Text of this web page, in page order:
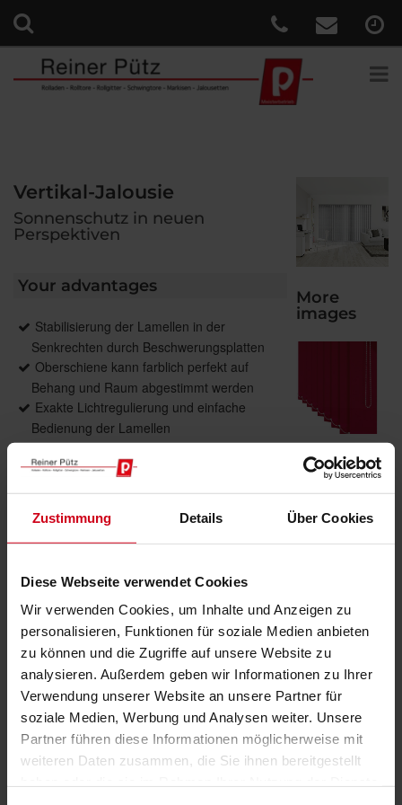
Zustimmung Details Über Cookies
Diese Webseite verwendet Cookies
Wir verwenden Cookies, um Inhalte und Anzeigen zu
personalisieren, Funktionen für soziale Medien anbieten
zu können und die Zugriffe auf unsere Website zu
analysieren. Außerdem geben wir Informationen zu Ihrer
Verwendung unserer Website an unsere Partner für
soziale Medien, Werbung und Analysen weiter. Unsere
Partner führen diese Informationen möglicherweise mit
weiteren Daten zusammen, die Sie ihnen bereitgestellt
Vertikal-Jalousie
Sonnenschutz in neuen
Perspektiven
Your advantages
Stabilisierung der Lamellen in der
Senkrechten durch Beschwerungsplatten
Oberschiene kann farblich perfekt auf
Behang und Raum abgestimmt werden
Exakte Lichtregulierung und einfache
Bedienung der Lamellen
Sommerlicher Wärmeschutz, Durchsicht,
Blend- und Sichtschutz je nach Behangwahl
Ausführungen als gerade Anlagen, schräge
Anlagen, horizontale gebogen und vertikal
Product details
max. Breite: 7.000 mm
max. Höhe*: 5.000 mm
max. Fläche: 30 m²
Lamellenbreite: 89, 127 mm
More
images